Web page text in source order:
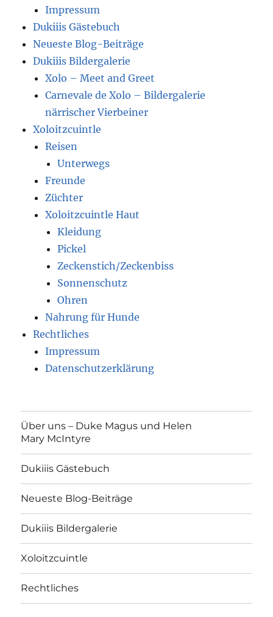
Impressum
Dukiiis Gästebuch
Neueste Blog-Beiträge
Dukiiis Bildergalerie
Xolo – Meet and Greet
Carnevale de Xolo – Bildergalerie
närrischer Vierbeiner
Xoloitzcuintle
Reisen
Unterwegs
Freunde
Züchter
Xoloitzcuintle Haut
Kleidung
Pickel
Zeckenstich/Zeckenbiss
Sonnenschutz
Ohren
Nahrung für Hunde
Rechtliches
Impressum
Datenschutzerklärung
Über uns – Duke Magus und Helen
Mary McIntyre
Dukiiis Gästebuch
Neueste Blog-Beiträge
Dukiiis Bildergalerie
Xoloitzcuintle
Rechtliches